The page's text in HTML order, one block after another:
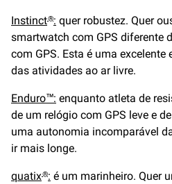
Instinct®: quer robustez. Quer
smartwatch com GPS diferente
com GPS. Esta é uma
das atividades ao ar livre.
Enduro™: enquanto atleta de
de um relógio com GPS leve e
uma autonomia incomparável
ir mais longe.
quatix®: é um marinheiro. Quer